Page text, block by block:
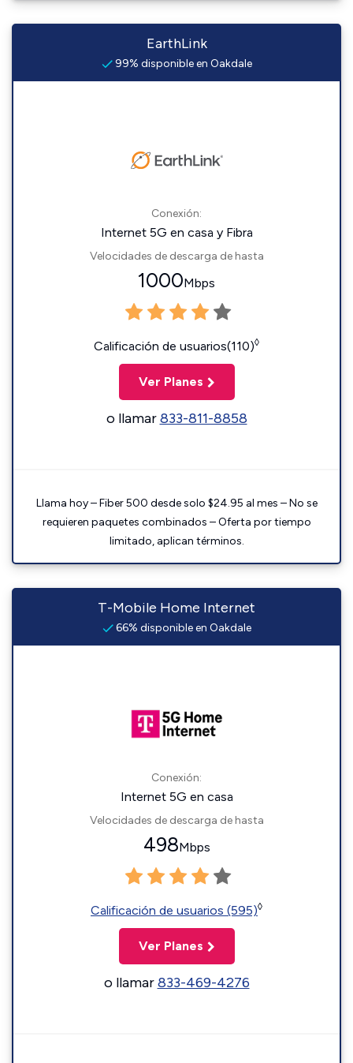
EarthLink
99% disponible en Oakdale
Conexión:
Internet 5G en casa y Fibra
Velocidades de descarga de hasta
1000Mbps
Calificación de usuarios(110)◊
Ver Planes
o llamar833-811-8858
Llama hoy – Fiber 500 desde solo $24.95 al mes – No se
requieren paquetes combinados – Oferta por tiempo
limitado, aplican términos.
T-Mobile Home Internet
66% disponible en Oakdale
Conexión:
Internet 5G en casa
Velocidades de descarga de hasta
498Mbps
Calificación de usuarios (595)◊
Ver Planes
o llamar833-469-4276